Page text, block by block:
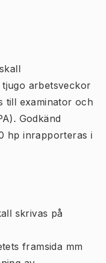
arbetsveckor
till examinator och
Godkänd
hp inrapporteras i
skrivas på
framsida mm